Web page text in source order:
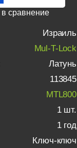
в сравнение
Израиль
Mul-T-Lock
Латунь
113845
MTL800
1 шт.
1 год
Ключ-ключ